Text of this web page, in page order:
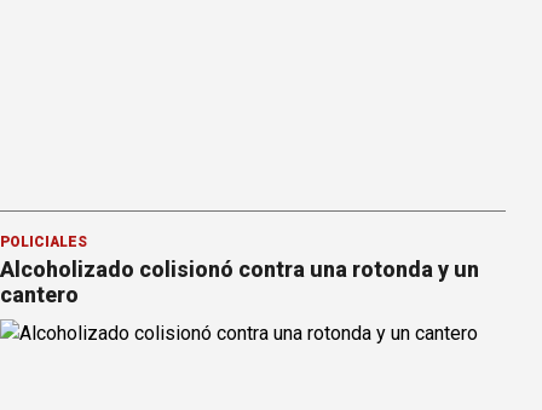
POLICIALES
Alcoholizado colisionó contra una rotonda y un
cantero